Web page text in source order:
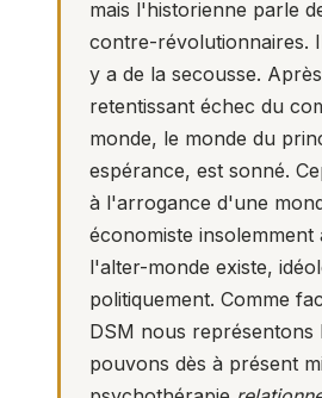
mais l'historienne parle
contre-révolutionnaires.
y a de la secousse.
retentissant échec du
monde, le monde du
espérance, est sonné.
à l'arrogance d'une
économiste insolemment
l'alter-monde existe,
politiquement. Comme
DSM nous représentons
pouvons dès à présent